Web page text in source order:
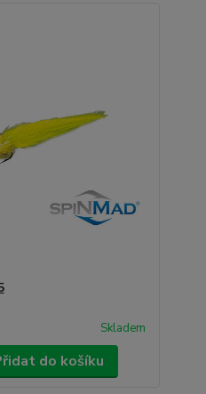
Skladem
do košíku